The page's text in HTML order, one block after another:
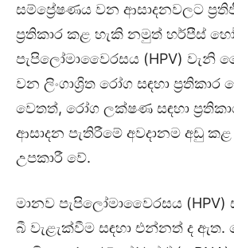
සම්ප්‍රේෂණය වන ආසාදනවලට
ප්‍රතිකාර කළ හැකි නමුත් හර්පීස්
පැපිලෝමාවෛරසය (HPV) වැනි
වන ලිංගාශ්‍රිත රෝග සඳහා
වෙතත්, රෝග ලක්ෂණ සඳහා
ආසාදන පැතිරීමේ අවදානම අඩු
උපකාරී වේ.
මානව පැපිලෝමාවෛරසය
බී වැළැක්වීම සඳහා එන්නත් ද ඇත.